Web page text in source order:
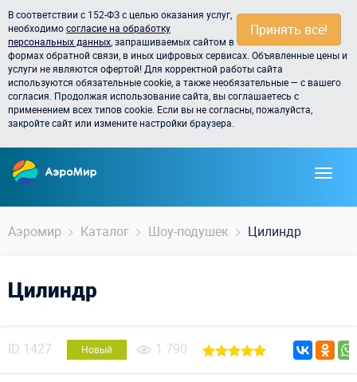
Принять всё!
В соответствии с 152-ФЗ с целью оказания услуг,
необходимосогласие на обработку
персональных данных , запрашиваемых сайтом в
формах обратной связи, в иных цифровых сервисах. Объявленные цены и
услуги не являются офертой! Для корректной работы сайта
используются обязательные cookie, а также необязательные — с вашего
согласия. Продолжая использование сайта, вы соглашаетесь с
применением всех типов cookie. Если вы не согласны, пожалуйста,
закройте сайт или измените настройки браузера.
Аэромир Каталог Шоу-подушек Цилиндр
Цилиндр
ID 1427 Новый 1 790